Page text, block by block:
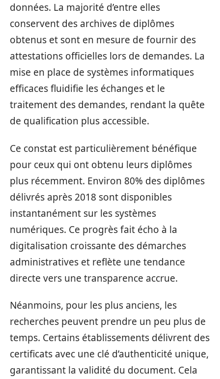
données. La majorité d’entre elles
conservent des archives de diplômes
obtenus et sont en mesure de fournir des
attestations officielles lors de demandes. La
mise en place de systèmes informatiques
efficaces fluidifie les échanges et le
traitement des demandes, rendant la quête
de qualification plus accessible.
Ce constat est particulièrement bénéfique
pour ceux qui ont obtenu leurs diplômes
plus récemment. Environ 80% des diplômes
délivrés après 2018 sont disponibles
instantanément sur les systèmes
numériques. Ce progrès fait écho à la
digitalisation croissante des démarches
administratives et reflète une tendance
directe vers une transparence accrue.
Néanmoins, pour les plus anciens, les
recherches peuvent prendre un peu plus de
temps. Certains établissements délivrent des
certificats avec une clé d’authenticité unique,
garantissant la validité du document. Cela